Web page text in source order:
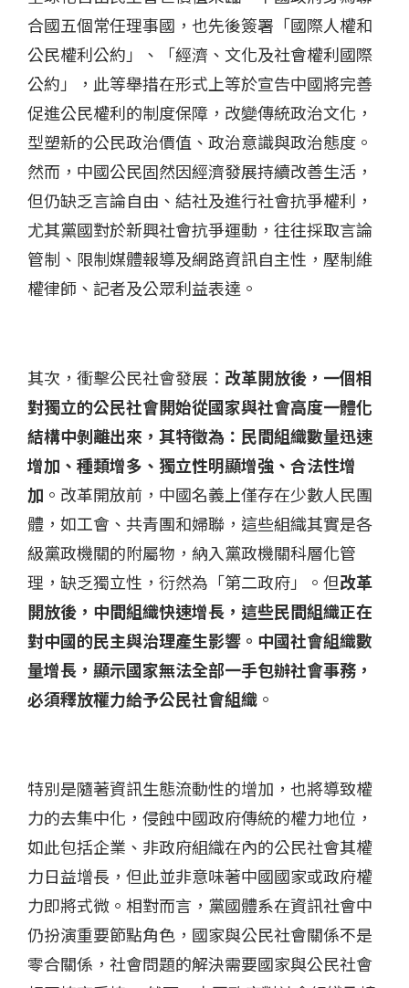
合國五個常任理事國，也先後簽署「國際人權和
公民權利公約」、「經濟、文化及社會權利國際
公約」，此等舉措在形式上等於宣告中國將完善
促進公民權利的制度保障，改變傳統政治文化，
型塑新的公民政治價值、政治意識與政治態度。
然而，中國公民固然因經濟發展持續改善生活，
但仍缺乏言論自由、結社及進行社會抗爭權利，
尤其黨國對於新興社會抗爭運動，往往採取言論
管制、限制媒體報導及網路資訊自主性，壓制維
權律師、記者及公眾利益表達。
其次，衝擊公民社會發展： 改革開放後，一個相
對獨立的公民社會開始從國家與社會高度一體化
結構中剝離出來，其特徵為：民間組織數量迅速
增加、種類增多、獨立性明顯增強、合法性增
加 。改革開放前，中國名義上僅存在少數人民團
體，如工會、共青團和婦聯，這些組織其實是各
級黨政機關的附屬物，納入黨政機關科層化管
理，缺乏獨立性，衍然為「第二政府」。但改革
開放後，中間組織快速增長，這些民間組織正在
對中國的民主與治理產生影響。中國社會組織數
量增長，顯示國家無法全部一手包辦社會事務，
必須釋放權力給予公民社會組織 。
特別是隨著資訊生態流動性的增加，也將導致權
力的去集中化，侵蝕中國政府傳統的權力地位，
如此包括企業、非政府組織在內的公民社會其權
力日益增長，但此並非意味著中國國家或政府權
力即將式微。相對而言，黨國體系在資訊社會中
仍扮演重要節點角色，國家與公民社會關係不是
零合關係，社會問題的解決需要國家與公民社會